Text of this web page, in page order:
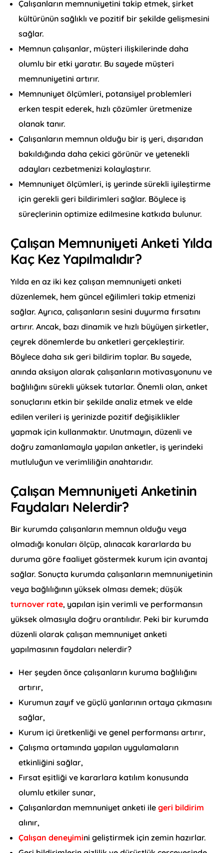
Çalışanların memnuniyetini takip etmek, şirket
kültürünün sağlıklı ve pozitif bir şekilde gelişmesini
sağlar.
Memnun çalışanlar, müşteri ilişkilerinde daha
olumlu bir etki yaratır. Bu sayede müşteri
memnuniyetini artırır.
Memnuniyet ölçümleri, potansiyel problemleri
erken tespit ederek, hızlı çözümler üretmenize
olanak tanır.
Çalışanların memnun olduğu bir iş yeri, dışarıdan
bakıldığında daha çekici görünür ve yetenekli
adayları cezbetmenizi kolaylaştırır.
Memnuniyet ölçümleri, iş yerinde sürekli iyileştirme
için gerekli geri bildirimleri sağlar. Böylece iş
süreçlerinin optimize edilmesine katkıda bulunur.
Çalışan Memnuniyeti Anketi Yılda
Kaç Kez Yapılmalıdır?
Yılda en az iki kez çalışan memnuniyeti anketi
düzenlemek, hem güncel eğilimleri takip etmenizi
sağlar. Ayrıca, çalışanların sesini duyurma fırsatını
artırır. Ancak, bazı dinamik ve hızlı büyüyen şirketler,
çeyrek dönemlerde bu anketleri gerçekleştirir.
Böylece daha sık geri bildirim toplar. Bu sayede,
anında aksiyon alarak çalışanların motivasyonunu ve
bağlılığını sürekli yüksek tutarlar. Önemli olan, anket
sonuçlarını etkin bir şekilde analiz etmek ve elde
edilen verileri iş yerinizde pozitif değişiklikler
yapmak için kullanmaktır. Unutmayın, düzenli ve
doğru zamanlamayla yapılan anketler, iş yerindeki
mutluluğun ve verimliliğin anahtarıdır.
Çalışan Memnuniyeti Anketinin
Faydaları Nelerdir?
Bir kurumda çalışanların memnun olduğu veya
olmadığı konuları ölçüp, alınacak kararlarda bu
duruma göre faaliyet göstermek kurum için avantaj
sağlar. Sonuçta kurumda çalışanların memnuniyetinin
veya bağlılığının yüksek olması demek; düşük
turnover rate, yapılan işin verimli ve performansın
yüksek olmasıyla doğru orantılıdır. Peki bir kurumda
düzenli olarak çalışan memnuniyet anketi
yapılmasının faydaları nelerdir?
Her şeyden önce çalışanların kuruma bağlılığını
artırır,
Kurumun zayıf ve güçlü yanlarının ortaya çıkmasını
sağlar,
Kurum içi üretkenliği ve genel performansı artırır,
Çalışma ortamında yapılan uygulamaların
etkinliğini sağlar,
Fırsat eşitliği ve kararlara katılım konusunda
olumlu etkiler sunar,
Çalışanlardan memnuniyet anketi ilegeri bildirim
alınır,
Çalışan deneyimini geliştirmek için zemin hazırlar.